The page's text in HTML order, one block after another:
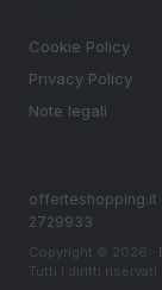
Cookie Policy
Privacy Policy
Note legali
offerteshopping.it
2729933
Copyright © 2026 ·
Tutti i diritti riservati